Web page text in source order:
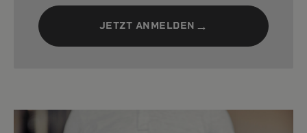
JETZT ANMELDEN